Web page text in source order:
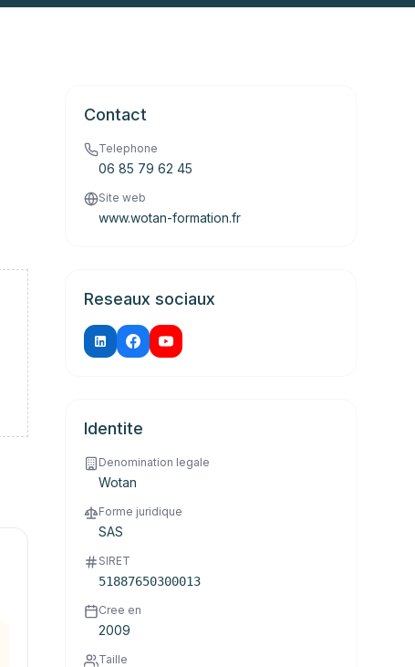
Contact
Telephone
06 85 79 62 45
Site web
www.wotan-formation.fr
Reseaux sociaux
Identite
Denomination legale
Wotan
Forme juridique
SAS
SIRET
51887650300013
Cree en
2009
Taille